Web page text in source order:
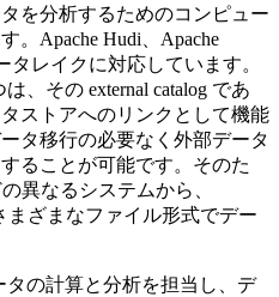
を分析するためのコンピュー
。Apache Hudi、Apache
タレイクに対応しています。
、その external catalog であ
ストアへのリンクとして機能
タ移行の必要なく外部データ
ることが可能です。そのた
異なるシステムから、
まざまなファイル形式でデー
タの計算と分析を担当し、デ